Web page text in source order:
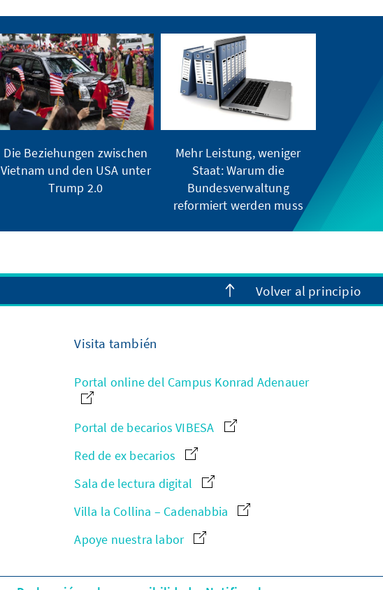
Die Beziehungen zwischen
Vietnam und den USA unter
Trump 2.0
Mehr Leistung, weniger
Staat: Warum die
Bundesverwaltung
reformiert werden muss
Volver al principio
Visita también
Portal online del Campus Konrad Adenauer
Portal de becarios VIBESA
Red de ex becarios
Sala de lectura digital
Villa la Collina – Cadenabbia
Apoye nuestra labor